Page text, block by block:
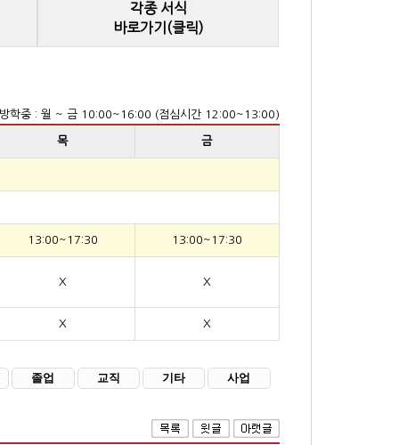
각종 서식
바로가기(클릭)
학중 : 월 ~ 금 10:00~16:00 (점심시간 12:00~13:00)
목 금
13:00~17:30 13:00~17:30
X X
X X
졸업 교직 기타 사업